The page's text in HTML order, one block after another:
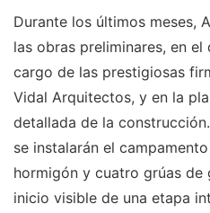
Durante los últimos meses,
las obras preliminares, en
cargo de las prestigiosas
Vidal Arquitectos, y en la
detallada de la
se instalarán el
hormigón y cuatro grúas de
inicio visible de una etapa